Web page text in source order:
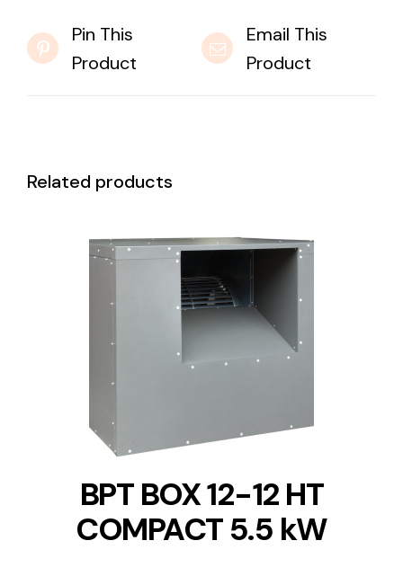
Pin This
Product
Email This
Product
Related products
DETAILS
BPT BOX 12-12 HT
COMPACT 5.5 kW